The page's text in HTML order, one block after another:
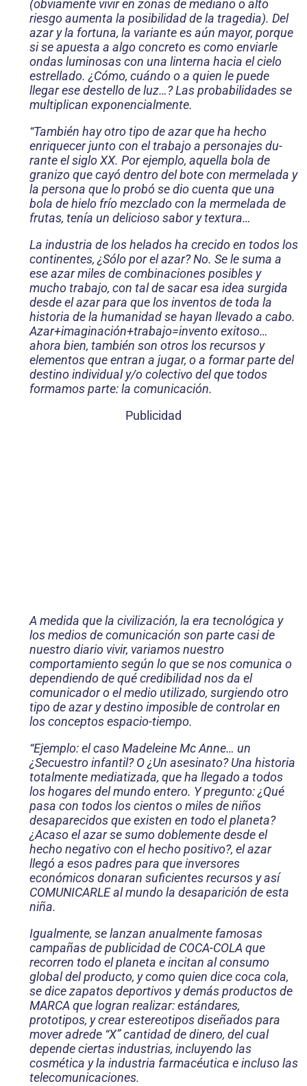
(obviamente vivir en zonas de mediano o alto
riesgo aumenta la posibilidad de la tragedia). Del
azar y la fortuna, la variante es aún mayor, porque
si se apuesta a algo concreto es como enviarle
ondas luminosas con una linterna hacia el cielo
estrellado. ¿Cómo, cuándo o a quien le puede
llegar ese destello de luz…? Las probabilidades se
multiplican exponencialmente.
“También hay otro tipo de azar que ha hecho
enriquecer junto con el trabajo a personajes du­
rante el siglo XX. Por ejemplo, aquella bola de
granizo que cayó dentro del bote con mermelada y
la persona que lo probó se dio cuenta que una
bola de hielo frío mezclado con la mermelada de
frutas, tenía un delicioso sabor y textura…
La industria de los helados ha crecido en todos los
continentes, ¿Sólo por el azar? No. Se le suma a
ese azar miles de combinaciones posibles y
mucho trabajo, con tal de sacar esa idea surgida
desde el azar para que los inventos de toda la
historia de la humanidad se hayan llevado a cabo.
Azar+imaginación+trabajo=invento exitoso…
ahora bien, también son otros los recursos y
elementos que entran a jugar, o a formar parte del
destino individual y/o colectivo del que todos
formamos parte: la comunicación.
Publicidad
A medida que la civilización, la era tecnológica y
los medios de comunicación son parte casi de
nuestro diario vivir, variamos nuestro
comportamiento según lo que se nos comunica o
dependiendo de qué credibilidad nos da el
comunicador o el medio utilizado, surgiendo otro
tipo de azar y destino imposible de controlar en
los conceptos espacio-tiempo.
“Ejemplo: el caso Madeleine Mc Anne… un
¿Secuestro infantil? O ¿Un asesinato? Una historia
totalmente mediatizada, que ha llegado a todos
los hogares del mundo entero. Y pregunto: ¿Qué
pasa con todos los cientos o miles de niños
desaparecidos que existen en todo el planeta?
¿Acaso el azar se sumo doblemente desde el
hecho negativo con el hecho positivo?, el azar
llegó a esos padres para que inversores
económicos donaran suficientes recursos y así
COMUNICARLE al mundo la desaparición de esta
niña.
Igualmente, se lanzan anualmente famosas
campañas de pu­blicidad de COCA-COLA que
recorren todo el planeta e incitan al consumo
global del producto, y como quien dice coca cola,
se dice zapatos deportivos y demás productos de
MARCA que logran realizar: estándares,
prototipos, y crear estereotipos diseñados para
mover adrede “X” cantidad de dinero, del cual
depende ciertas industrias, incluyendo las
cosmética y la industria farmacéu­tica e incluso las
telecomunicaciones.